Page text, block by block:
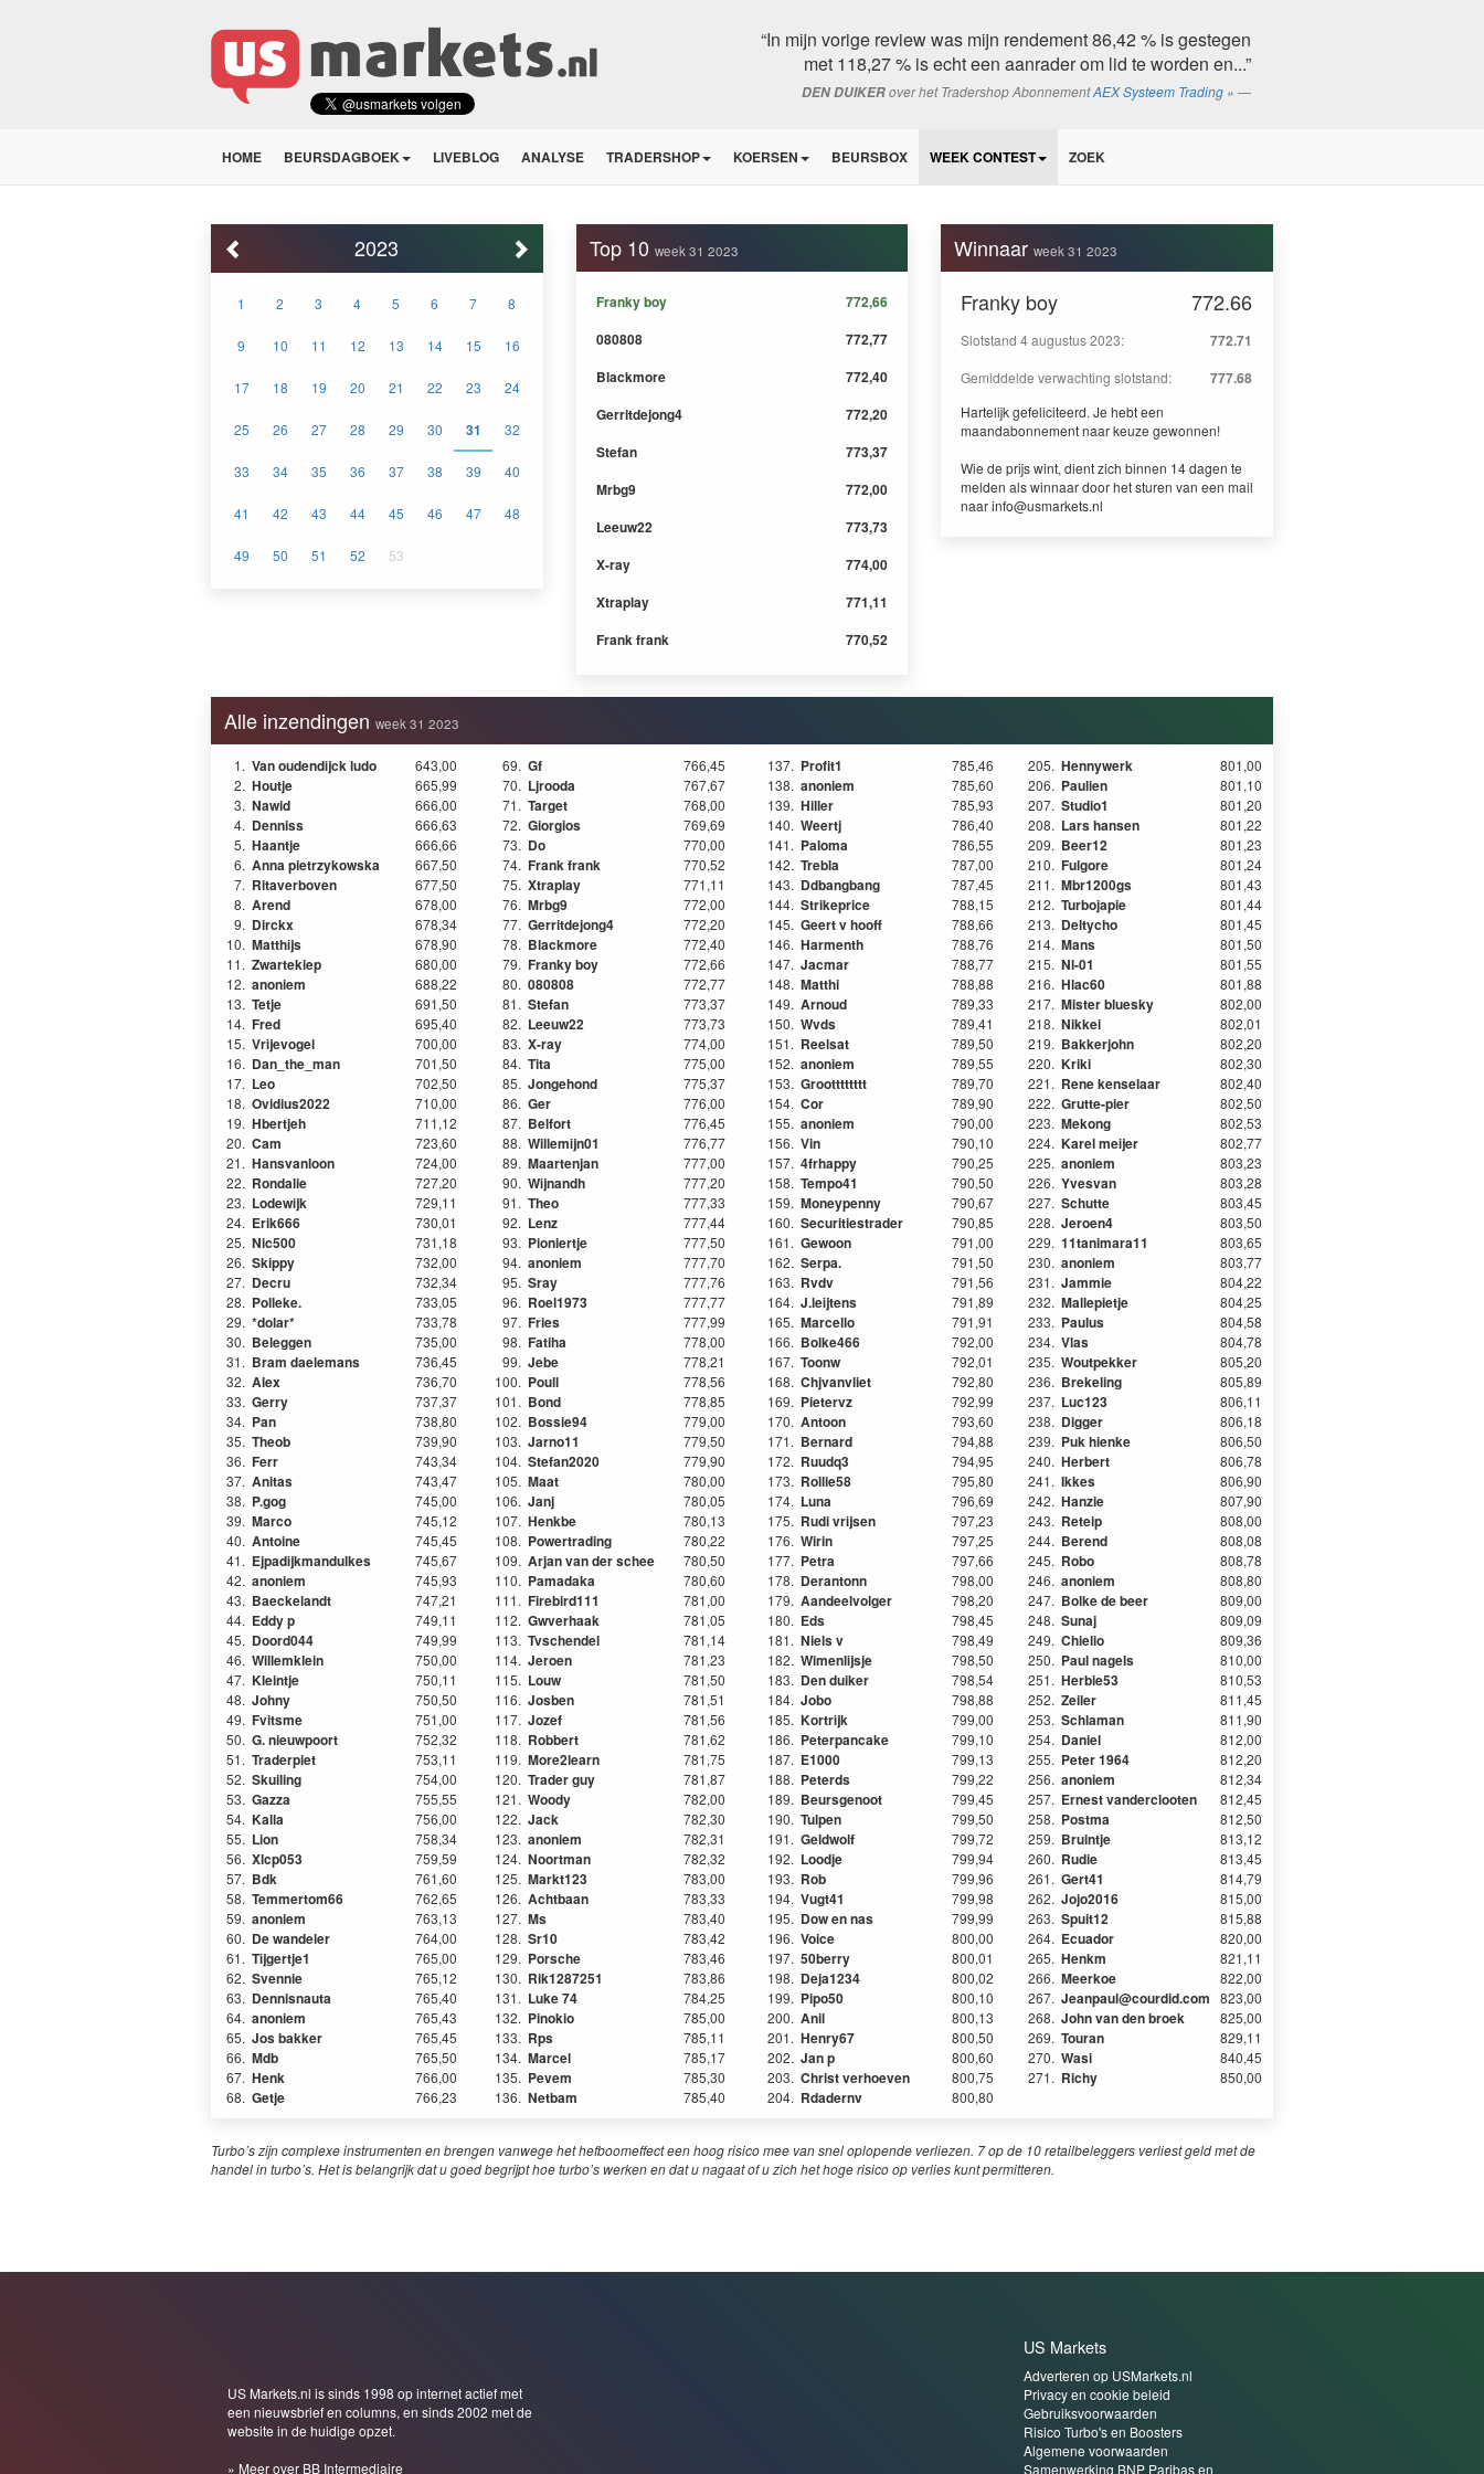
“In mijn vorige review was mijn rendement 86,42 % is gestegen
met 118,27 % is echt een aanrader om lid te worden en...”
DEN DUIKERover het Tradershop AbonnementAEX Systeem Trading »
HOME BEURSDAGBOEK LIVEBLOG ANALYSE TRADERSHOP KOERSEN BEURSBOX WEEK CONTEST ZOEK
2023
1 2 3 4 5 6 7 8
9 10 11 12 13 14 15 16
17 18 19 20 21 22 23 24
25 26 27 28 29 30 31 32
33 34 35 36 37 38 39 40
41 42 43 44 45 46 47 48
49 50 51 52 53
Top 10 week 31 2023
Franky boy
772,66
080808
772,77
Blackmore
772,40
Gerritdejong4
772,20
Stefan
773,37
Mrbg9
772,00
Leeuw22
773,73
X-ray
774,00
Xtraplay
771,11
Frank frank
770,52
Winnaarweek 31 2023
Franky boy 772.66
Slotstand 4 augustus 2023: 772.71
Gemiddelde verwachting slotstand: 777.68
Hartelijk gefeliciteerd. Je hebt een
maandabonnement naar keuze gewonnen!
Wie de prijs wint, dient zich binnen 14 dagen te
melden als winnaar door het sturen van een mail
naarinfo@usmarkets.nl
Alle inzendingen week 31 2023
1. Van oudendijck ludo
643,00
2. Houtje
665,99
3. Nawid
666,00
4. Denniss
666,63
5. Haantje
666,66
6. Anna pietrzykowska
667,50
7. Ritaverboven
677,50
8. Arend
678,00
9. Dirckx
678,34
10. Matthijs
678,90
11. Zwartekiep
680,00
12. anoniem
688,22
13. Tetje
691,50
14. Fred
695,40
15. Vrijevogel
700,00
16. Dan_the_man
701,50
17. Leo
702,50
18. Ovidius2022
710,00
19. Hbertjeh
711,12
20. Cam
723,60
21. Hansvanloon
724,00
22. Rondalie
727,20
23. Lodewijk
729,11
24. Erik666
730,01
25. Nic500
731,18
26. Skippy
732,00
27. Decru
732,34
28. Polleke.
733,05
29. *dolar*
733,78
30. Beleggen
735,00
31. Bram daelemans
736,45
32. Alex
736,70
33. Gerry
737,37
34. Pan
738,80
35. Theob
739,90
36. Ferr
743,34
37. Anitas
743,47
38. P.gog
745,00
39. Marco
745,12
40. Antoine
745,45
41. Ejpadijkmandulkes
745,67
42. anoniem
745,93
43. Baeckelandt
747,21
44. Eddy p
749,11
45. Doord044
749,99
46. Willemklein
750,00
47. Kleintje
750,11
48. Johny
750,50
49. Fvitsme
751,00
50. G. nieuwpoort
752,32
51. Traderpiet
753,11
52. Skuiling
754,00
53. Gazza
755,55
54. Kalla
756,00
55. Lion
758,34
56. Xlcp053
759,59
57. Bdk
761,60
58. Temmertom66
762,65
59. anoniem
763,13
60. De wandeler
764,00
61. Tijgertje1
765,00
62. Svennie
765,12
63. Dennisnauta
765,40
64. anoniem
765,43
65. Jos bakker
765,45
66. Mdb
765,50
67. Henk
766,00
68. Getje 766,23
69. Gf
766,45
70. Ljrooda
767,67
71. Target
768,00
72. Giorgios
769,69
73. Do
770,00
74. Frank frank
770,52
75. Xtraplay
771,11
76. Mrbg9
772,00
77. Gerritdejong4
772,20
78. Blackmore
772,40
79. Franky boy
772,66
80. 080808
772,77
81. Stefan
773,37
82. Leeuw22
773,73
83. X-ray
774,00
84. Tita
775,00
85. Jongehond
775,37
86. Ger
776,00
87. Belfort
776,45
88. Willemijn01
776,77
89. Maartenjan
777,00
90. Wijnandh
777,20
91. Theo
777,33
92. Lenz
777,44
93. Pioniertje
777,50
94. anoniem
777,70
95. Sray
777,76
96. Roel1973
777,77
97. Fries
777,99
98. Fatiha
778,00
99. Jebe
778,21
100. Poull
778,56
101. Bond
778,85
102. Bossie94
779,00
103. Jarno11
779,50
104. Stefan2020
779,90
105. Maat
780,00
106. Janj
780,05
107. Henkbe
780,13
108. Powertrading
780,22
109. Arjan van der schee
780,50
110. Pamadaka
780,60
111. Firebird111
781,00
112. Gwverhaak
781,05
113. Tvschendel
781,14
114. Jeroen
781,23
115. Louw
781,50
116. Josben
781,51
117. Jozef
781,56
118. Robbert
781,62
119. More2learn
781,75
120. Trader guy
781,87
121. Woody
782,00
122. Jack
782,30
123. anoniem
782,31
124. Noortman
782,32
125. Markt123
783,00
126. Achtbaan
783,33
127. Ms
783,40
128. Sr10
783,42
129. Porsche
783,46
130. Rik1287251
783,86
131. Luke 74
784,25
132. Pinokio
785,00
133. Rps
785,11
134. Marcel
785,17
135. Pevem
785,30
136. Netbam 785,40
137. Profit1
785,46
138. anoniem
785,60
139. Hiller
785,93
140. Weertj
786,40
141. Paloma
786,55
142. Trebla
787,00
143. Ddbangbang
787,45
144. Strikeprice
788,15
145. Geert v hooff
788,66
146. Harmenth
788,76
147. Jacmar
788,77
148. Matthi
788,88
149. Arnoud
789,33
150. Wvds
789,41
151. Reelsat
789,50
152. anoniem
789,55
153. Grootttttttt
789,70
154. Cor
789,90
155. anoniem
790,00
156. Vin
790,10
157. 4frhappy
790,25
158. Tempo41
790,50
159. Moneypenny
790,67
160. Securitiestrader
790,85
161. Gewoon
791,00
162. Serpa.
791,50
163. Rvdv
791,56
164. J.leijtens
791,89
165. Marcello
791,91
166. Bolke466
792,00
167. Toonw
792,01
168. Chjvanvliet
792,80
169. Pietervz
792,99
170. Antoon
793,60
171. Bernard
794,88
172. Ruudq3
794,95
173. Rollie58
795,80
174. Luna
796,69
175. Rudi vrijsen
797,23
176. Wirin
797,25
177. Petra
797,66
178. Derantonn
798,00
179. Aandeelvolger
798,20
180. Eds
798,45
181. Niels v
798,49
182. Wimenlijsje
798,50
183. Den duiker
798,54
184. Jobo
798,88
185. Kortrijk
799,00
186. Peterpancake
799,10
187. E1000
799,13
188. Peterds
799,22
189. Beursgenoot
799,45
190. Tulpen
799,50
191. Geldwolf
799,72
192. Loodje
799,94
193. Rob
799,96
194. Vugt41
799,98
195. Dow en nas
799,99
196. Voice
800,00
197. 50berry
800,01
198. Deja1234
800,02
199. Pipo50
800,10
200. Anil
800,13
201. Henry67
800,50
202. Jan p
800,60
203. Christ verhoeven
800,75
204. Rdadernv 800,80
205. Hennywerk
801,00
206. Paulien
801,10
207. Studio1
801,20
208. Lars hansen
801,22
209. Beer12
801,23
210. Fulgore
801,24
211. Mbr1200gs
801,43
212. Turbojapie
801,44
213. Deltycho
801,45
214. Mans
801,50
215. Nl-01
801,55
216. Hlac60
801,88
217. Mister bluesky
802,00
218. Nikkei
802,01
219. Bakkerjohn
802,20
220. Kriki
802,30
221. Rene kenselaar
802,40
222. Grutte-pier
802,50
223. Mekong
802,53
224. Karel meijer
802,77
225. anoniem
803,23
226. Yvesvan
803,28
227. Schutte
803,45
228. Jeroen4
803,50
229. 11tanimara11
803,65
230. anoniem
803,77
231. Jammie
804,22
232. Mallepietje
804,25
233. Paulus
804,58
234. Vlas
804,78
235. Woutpekker
805,20
236. Brekeling
805,89
237. Luc123
806,11
238. Digger
806,18
239. Puk hienke
806,50
240. Herbert
806,78
241. Ikkes
806,90
242. Hanzie
807,90
243. Reteip
808,00
244. Berend
808,08
245. Robo
808,78
246. anoniem
808,80
247. Bolke de beer
809,00
248. Sunaj
809,09
249. Chielio
809,36
250. Paul nagels
810,00
251. Herbie53
810,53
252. Zeiler
811,45
253. Schlaman
811,90
254. Daniel
812,00
255. Peter 1964
812,20
256. anoniem
812,34
257. Ernest vanderclooten
812,45
258. Postma
812,50
259. Bruintje
813,12
260. Rudie
813,45
261. Gert41
814,79
262. Jojo2016
815,00
263. Spuit12
815,88
264. Ecuador
820,00
265. Henkm
821,11
266. Meerkoe
822,00
267. Jeanpaul@courdid.com 823,00
268. John van den broek
825,00
269. Touran
829,11
270. Wasi
840,45
271. Richy 850,00
Turbo’s zijn complexe instrumenten en brengen vanwege het hefboomeffect een hoog risico mee van snel oplopende verliezen. 7 op de 10 retailbeleggers verliest geld met de
handel in turbo’s. Het is belangrijk dat u goed begrijpt hoe turbo’s werken en dat u nagaat of u zich het hoge risico op verlies kunt permitteren.
US Markets.nl is sinds 1998 op internet actief met
een nieuwsbrief en columns, en sinds 2002 met de
website in de huidige opzet.
» Meer over BB Intermediaire
US Markets
Adverteren op USMarkets.nl
Privacy en cookie beleid
Gebruiksvoorwaarden
Risico Turbo's en Boosters
Algemene voorwaarden
Samenwerking BNP Paribas en